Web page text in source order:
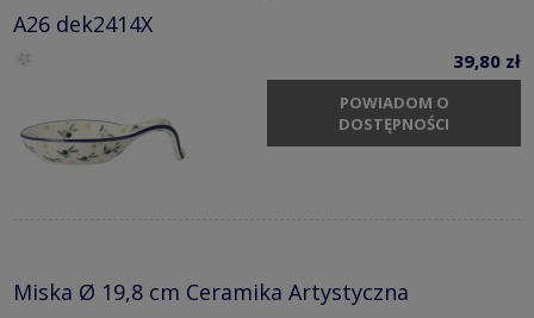
A26 dek2414X
39,80 zł
POWIADOM O
DOSTĘPNOŚCI
Miska Ø 19,8 cm Ceramika Artystyczna